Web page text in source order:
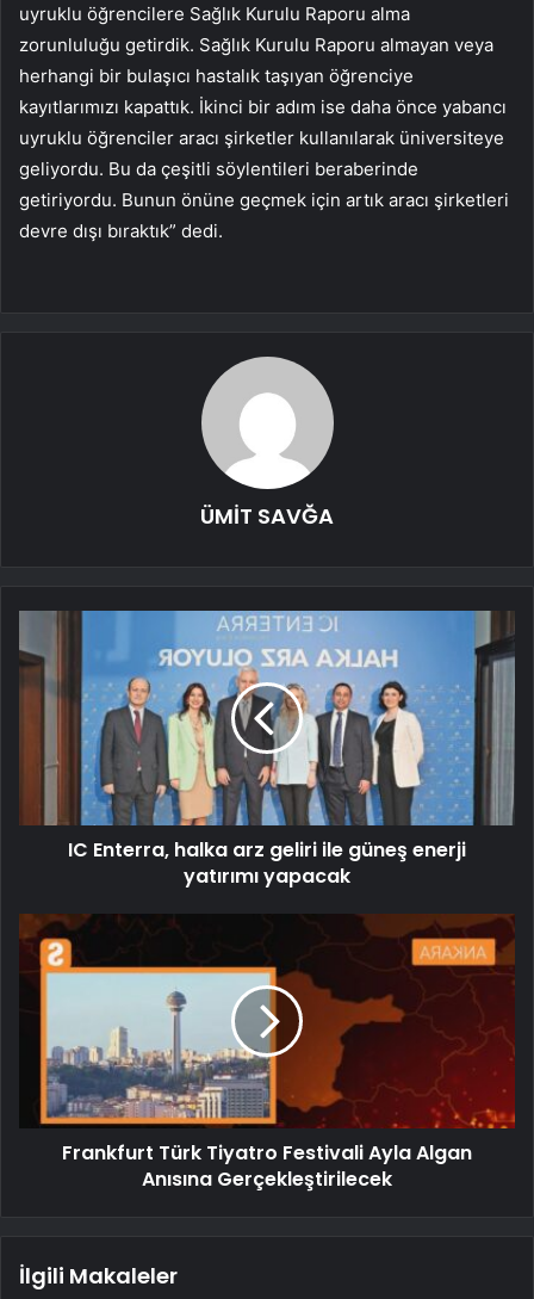
uyruklu öğrencilere Sağlık Kurulu Raporu alma
zorunluluğu getirdik. Sağlık Kurulu Raporu almayan veya
herhangi bir bulaşıcı hastalık taşıyan öğrenciye
kayıtlarımızı kapattık. İkinci bir adım ise daha önce yabancı
uyruklu öğrenciler aracı şirketler kullanılarak üniversiteye
geliyordu. Bu da çeşitli söylentileri beraberinde
getiriyordu. Bunun önüne geçmek için artık aracı şirketleri
devre dışı bıraktık” dedi.
ÜMİT SAVĞA
IC Enterra, halka arz geliri ile güneş enerji
yatırımı yapacak
Frankfurt Türk Tiyatro Festivali Ayla Algan
Anısına Gerçekleştirilecek
İlgili Makaleler